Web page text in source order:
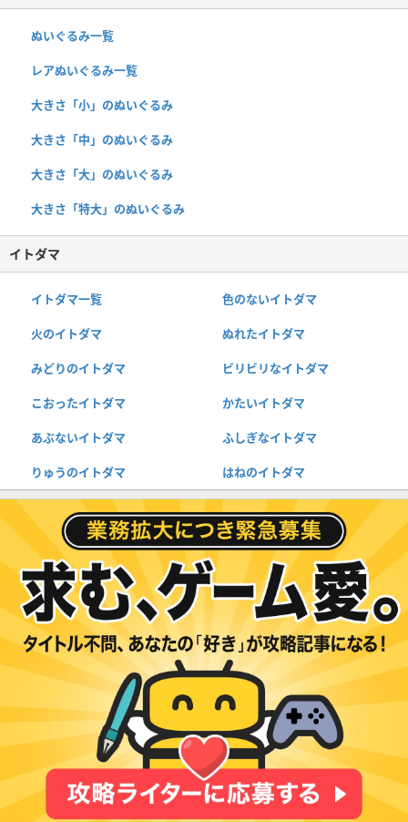
ぬいぐるみ一覧
レアぬいぐるみ一覧
大きさ「小」のぬいぐるみ
大きさ「中」のぬいぐるみ
大きさ「大」のぬいぐるみ
大きさ「特大」のぬいぐるみ
イトダマ
イトダマ一覧 色のないイトダマ
火のイトダマ ぬれたイトダマ
みどりのイトダマ ビリビリなイトダマ
こおったイトダマ かたいイトダマ
あぶないイトダマ ふしぎなイトダマ
りゅうのイトダマ はねのイトダマ